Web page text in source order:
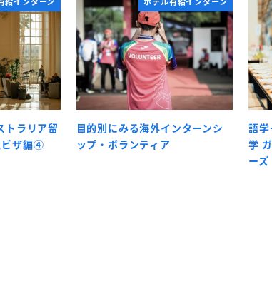
トラリア留
ビザ編④
目的別にみる海外インターンシ
ップ・ボランティア
語
学
ーズ